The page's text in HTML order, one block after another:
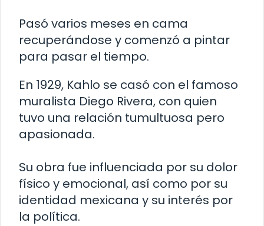
Pasó varios meses en cama
recuperándose y comenzó a pintar
para pasar el tiempo.
En 1929, Kahlo se casó con el famoso
muralista Diego Rivera, con quien
tuvo una relación tumultuosa pero
apasionada.
Su obra fue influenciada por su dolor
físico y emocional, así como por su
identidad mexicana y su interés por
la política.